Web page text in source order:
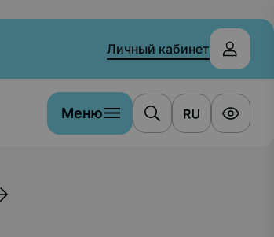
Личный кабинет
Меню